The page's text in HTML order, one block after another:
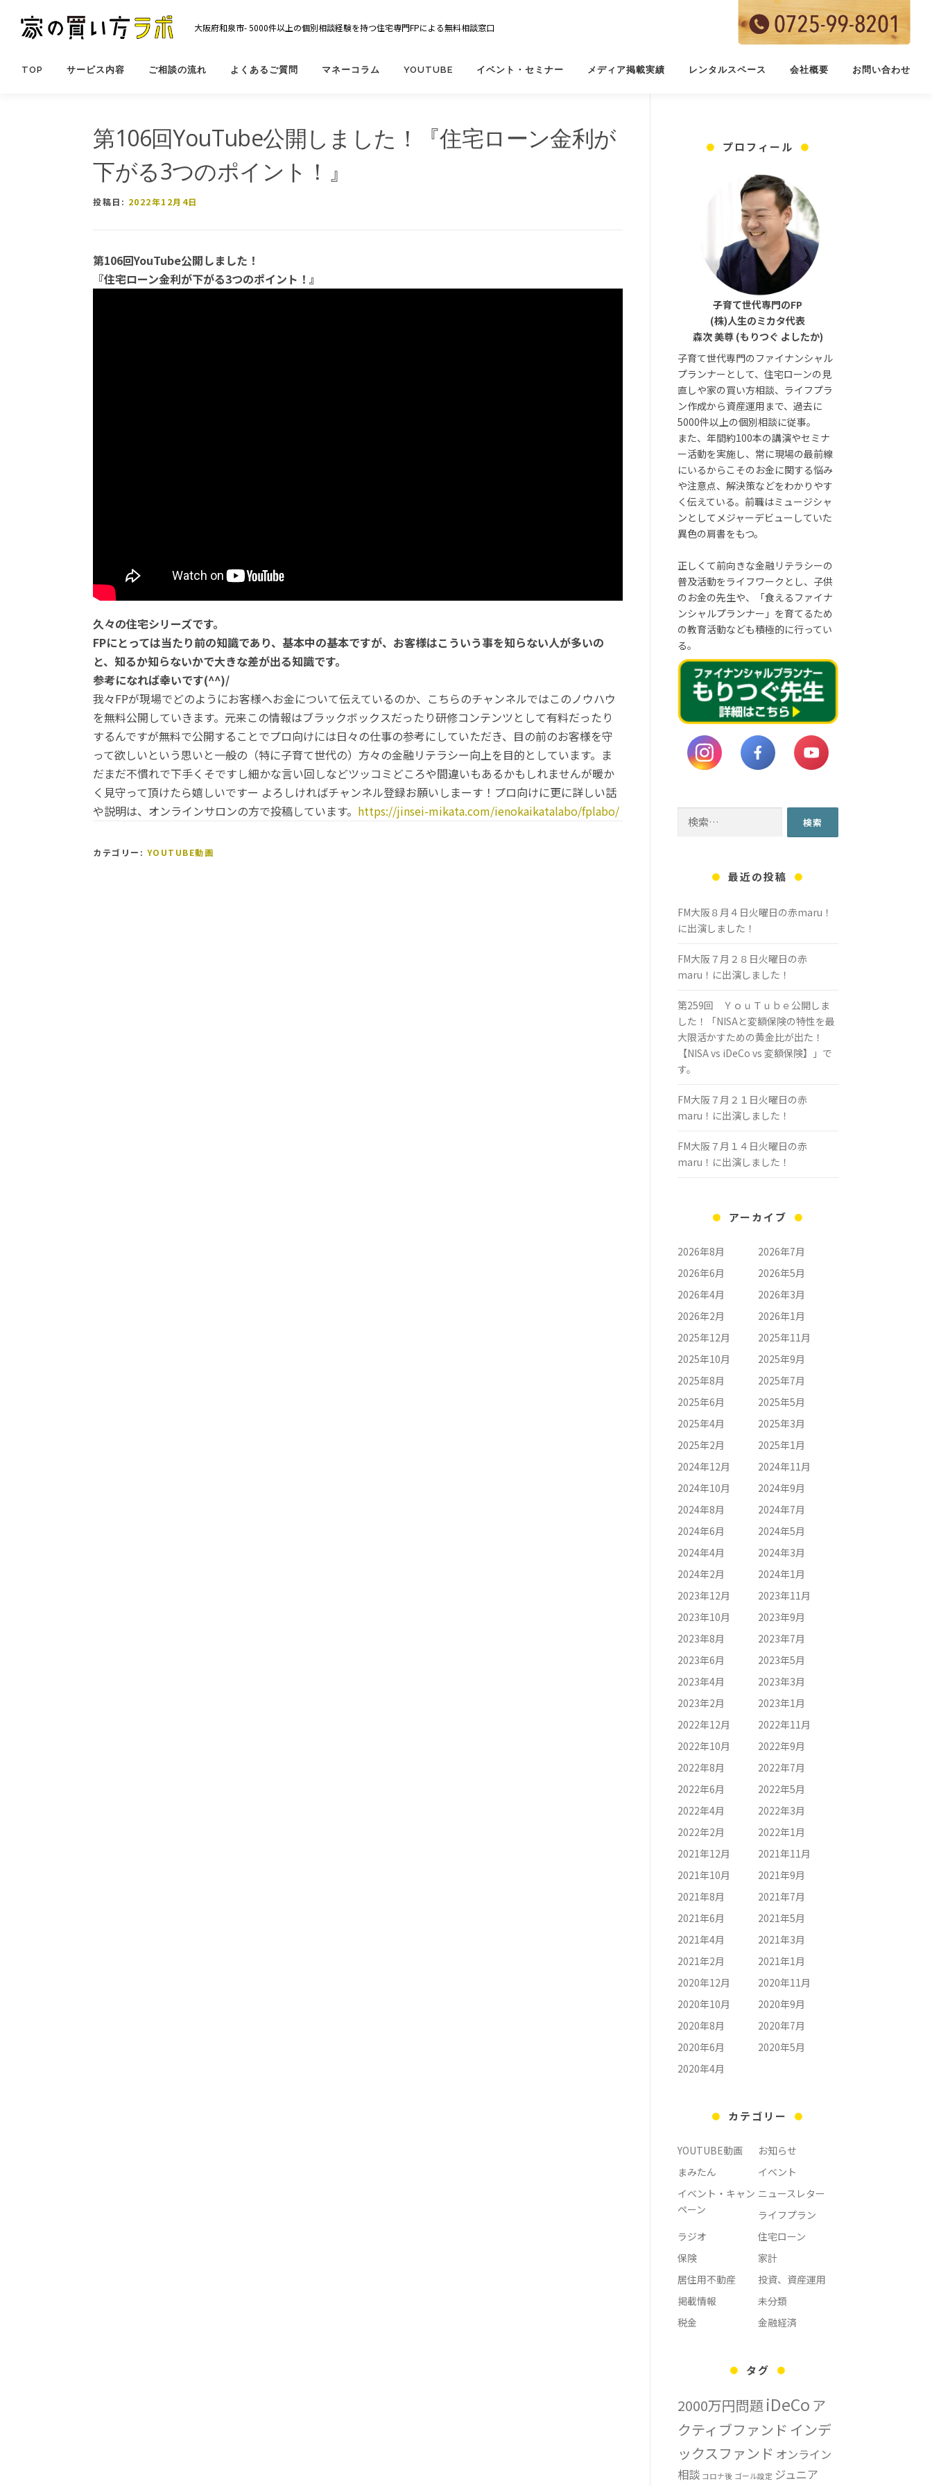
大阪府和泉市- 5000件以上の個別相談経験を持つ住宅専門FPによる無料相談窓口
TOP サービス内容 ご相談の流れ よくあるご質問 マネーコラム YOUTUBE イベント・セミナー メディア掲載実績 レンタルスペース 会社概要 お問い合わせ
第106回YouTube公開しました！『住宅ローン金利が
下がる3つのポイント！』
投稿日: 2022年12月4日
第106回YouTube公開しました！
『住宅ローン金利が下がる3つのポイント！』
久々の住宅シリーズです。
FPにとっては当たり前の知識であり、基本中の基本ですが、お客様はこういう事を知らない人が多いの
と、知るか知らないかで大きな差が出る知識です。
参考になれば幸いです(^^)/
我々FPが現場でどのようにお客様へお金について伝えているのか、こちらのチャンネルではこのノウハウ
を無料公開していきます。元来この情報はブラックボックスだったり研修コンテンツとして有料だったり
するんですが無料で公開することでプロ向けには日々の仕事の参考にしていただき、目の前のお客様を守
って欲しいという思いと一般の（特に子育て世代の）方々の金融リテラシー向上を目的としています。ま
だまだ不慣れで下手くそですし細かな言い回しなどツッコミどころや間違いもあるかもしれませんが暖か
く見守って頂けたら嬉しいですー よろしければチャンネル登録お願いしまーす！プロ向けに更に詳しい話
や説明は、オンラインサロンの方で投稿しています。 https://jinsei-mikata.com/ienokaikatalabo/fplabo/
カテゴリー: YOUTUBE動画
プロフィール
子育て世代専門のFP
(株)人生のミカタ代表
森次 美尊 (もりつぐ よしたか)
子育て世代専門のファイナンシャル
プランナーとして、住宅ローンの見
直しや家の買い方相談、ライフプラ
ン作成から資産運用まで、過去に
5000件以上の個別相談に従事。
また、年間約100本の講演やセミナ
ー活動を実施し、常に現場の最前線
にいるからこそのお金に関する悩み
や注意点、解決策などをわかりやす
く伝えている。前職はミュージシャ
ンとしてメジャーデビューしていた
異色の肩書をもつ。
正しくて前向きな金融リテラシーの
普及活動をライフワークとし、子供
のお金の先生や、「食えるファイナ
ンシャルプランナー」を育てるため
の教育活動なども積極的に行ってい
る。
最近の投稿
FM大阪８月４日火曜日の赤maru！
に出演しました！
FM大阪７月２８日火曜日の赤
maru！に出演しました！
第259回 ＹｏｕＴｕｂｅ公開しま
した！「NISAと変額保険の特性を最
大限活かすための黄金比が出た！
【NISA vs iDeCo vs 変額保険】」で
す。
FM大阪７月２１日火曜日の赤
maru！に出演しました！
FM大阪７月１４日火曜日の赤
maru！に出演しました！
アーカイブ
2026年8月
2026年7月
2026年6月
2026年5月
2026年4月
2026年3月
2026年2月
2026年1月
2025年12月
2025年11月
2025年10月
2025年9月
2025年8月
2025年7月
2025年6月
2025年5月
2025年4月
2025年3月
2025年2月
2025年1月
2024年12月
2024年11月
2024年10月
2024年9月
2024年8月
2024年7月
2024年6月
2024年5月
2024年4月
2024年3月
2024年2月
2024年1月
2023年12月
2023年11月
2023年10月
2023年9月
2023年8月
2023年7月
2023年6月
2023年5月
2023年4月
2023年3月
2023年2月
2023年1月
2022年12月
2022年11月
2022年10月
2022年9月
2022年8月
2022年7月
2022年6月
2022年5月
2022年4月
2022年3月
2022年2月
2022年1月
2021年12月
2021年11月
2021年10月
2021年9月
2021年8月
2021年7月
2021年6月
2021年5月
2021年4月
2021年3月
2021年2月
2021年1月
2020年12月
2020年11月
2020年10月
2020年9月
2020年8月
2020年7月
2020年6月
2020年5月
2020年4月
カテゴリー
YOUTUBE動画
お知らせ
まみたん
イベント
イベント・キャン
ペーン
ニュースレター
ライフプラン
ラジオ
住宅ローン
保険
家計
居住用不動産
投資、資産運用
掲載情報
未分類
税金
金融経済
タグ
2000万円問題 iDeCo ア
クティブファンド インデ
ックスファンド オンライン
相談 コロナ後 ゴール設定 ジュニア